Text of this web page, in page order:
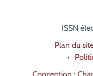
ISSN
Plan du